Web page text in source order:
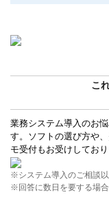
こ
業務システム導入のお
す。ソフトの選び方や
モ受付もお受けしており
※システム導入のご相談以
※回答に数日を要する場合